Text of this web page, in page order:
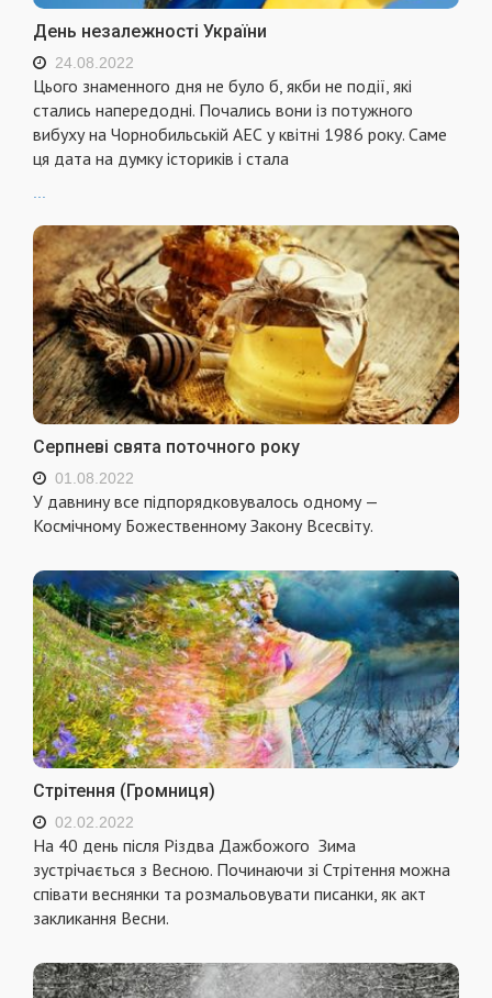
День незалежності України
24.08.2022
Цього знаменного дня не було б, якби не події, які
стались напередодні. Почались вони із потужного
вибуху на Чорнобильській АЕС у квітні 1986 року. Саме
ця дата на думку істориків і стала
...
Серпневі свята поточного року
01.08.2022
У давнину все підпорядковувалось одному —
Космічному Божественному Закону Всесвіту.
Стрітення (Громниця)
02.02.2022
На 40 день після Різдва Дажбожого Зима
зустрічається з Весною. Починаючи зі Стрітення можна
співати веснянки та розмальовувати писанки, як акт
закликання Весни.